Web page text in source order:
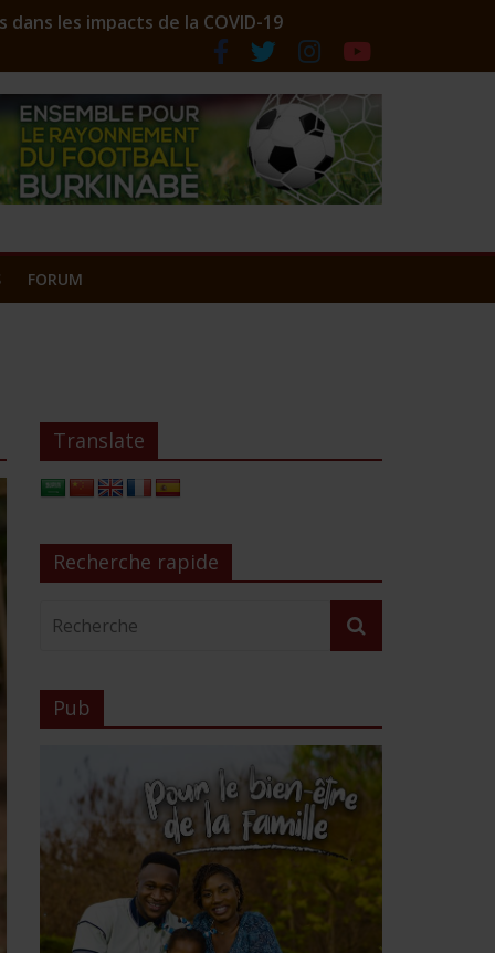
les impacts de la COVID-19
des comptoirs lance ses couleurs
FORUM
Translate
Recherche rapide
Pub